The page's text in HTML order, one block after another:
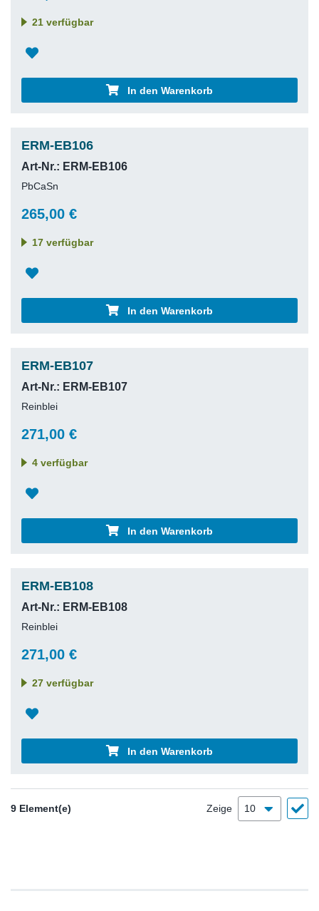
21 verfügbar
In den Warenkorb
ERM-EB106
Art-Nr.: ERM-EB106
PbCaSn
265,00 €
17 verfügbar
In den Warenkorb
ERM-EB107
Art-Nr.: ERM-EB107
Reinblei
271,00 €
4 verfügbar
In den Warenkorb
ERM-EB108
Art-Nr.: ERM-EB108
Reinblei
271,00 €
27 verfügbar
In den Warenkorb
9 Element(e) Zeige